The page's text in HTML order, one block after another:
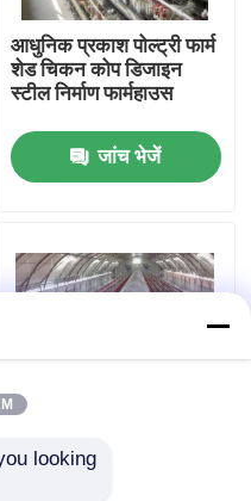
आधुनिक प्रकाश पोल्ट्री फार्म
शेड चिकन कोप डिजाइन
स्टील निर्माण फार्महाउस
जांच भेजें
10000 मुर्गियों के लिए प्रीफैब
looking